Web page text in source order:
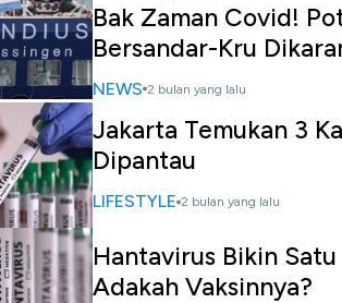
Bak Zaman Covid!
Bersandar-Kru
NEWS 2 bulan yang lalu
Jakarta Temukan 3
Dipantau
LIFESTYLE 2 bulan yang lalu
Hantavirus Bikin
Adakah Vaksinnya?